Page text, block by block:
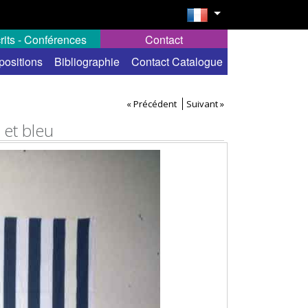
Bibliographie Contact Catalogue
- Conférences Contact
« Précédent Suivant »
bleu